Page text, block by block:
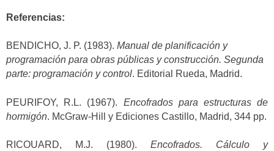
Referencias:
BENDICHO, J. P. (1983). Manual de planificación y
programación para obras públicas y construcción. Segunda
parte: programación y control. Editorial Rueda, Madrid.
PEURIFOY, R.L. (1967). Encofrados para estructuras de
hormigón. McGraw-Hill y Ediciones Castillo, Madrid, 344 pp.
RICOUARD, M.J. (1980). Encofrados. Cálculo y